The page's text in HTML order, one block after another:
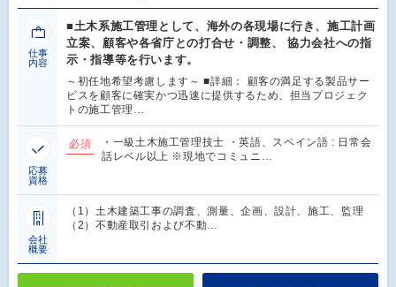
仕事
内容
■土木系施工管理として、海外の各現場に行き、施工計画
立案、顧客や各省庁との打合せ・調整、 協力会社への指
示・指導等を行います。
～初任地希望考慮します～ ■詳細： 顧客の満足する製品サー
ビスを顧客に確実かつ迅速に提供するため、担当プロジェク
トの施工管理…
応募
資格
必須
・一級土木施工管理技士 ・英語、スペイン語 : 日常会
話レベル以上 ※現地でコミュニ…
会社
概要
（1）土木建築工事の調査、測量、企画、設計、施工、監理
（2）不動産取引および不動…